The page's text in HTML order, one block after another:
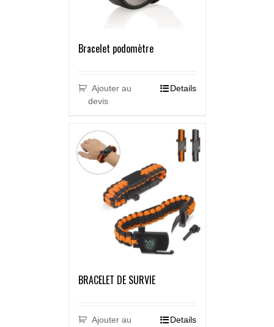
Bracelet podomètre
Ajouter au
devis
Details
BRACELET DE SURVIE
Ajouter au
Details